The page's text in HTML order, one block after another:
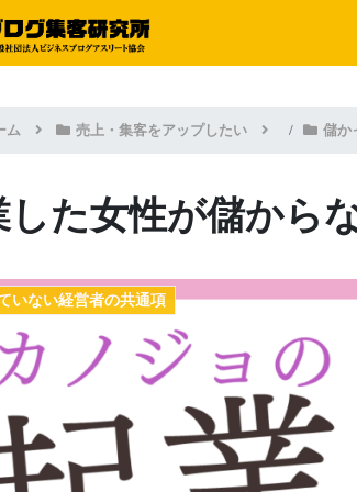
ム 売上・集客をアップしたい 儲か
した女性が儲から
いない経営者の共通項